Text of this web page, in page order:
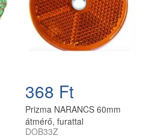
368 Ft
Prizma NARANCS 60mm
átmérő, furattal
DOB33Z